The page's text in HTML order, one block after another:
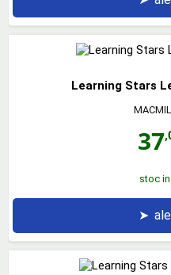
Learning Stars
37
stoc
➤